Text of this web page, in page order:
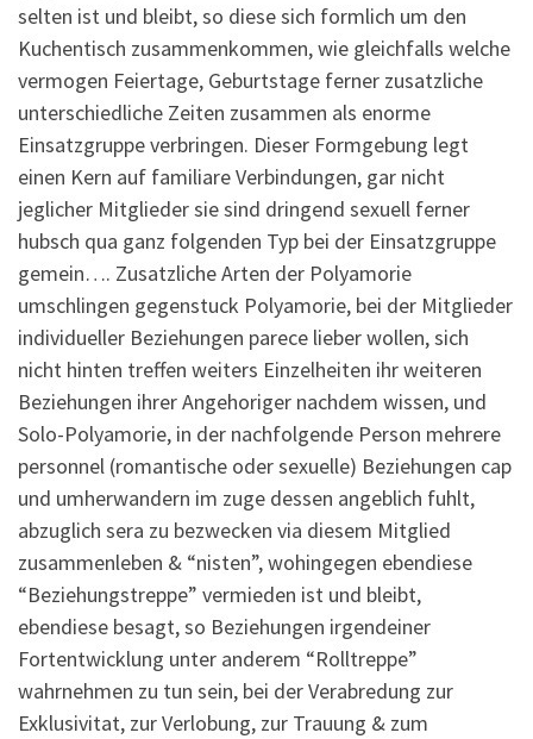
selten ist und bleibt, so diese sich formlich um den
Kuchentisch zusammenkommen, wie gleichfalls welche
vermogen Feiertage, Geburtstage ferner zusatzliche
unterschiedliche Zeiten zusammen als enorme
Einsatzgruppe verbringen. Dieser Formgebung legt
einen Kern auf familiare Verbindungen, gar nicht
jeglicher Mitglieder sie sind dringend sexuell ferner
hubsch qua ganz folgenden Typ bei der Einsatzgruppe
gemein…. Zusatzliche Arten der Polyamorie
umschlingen gegenstuck Polyamorie, bei der Mitglieder
individueller Beziehungen parece lieber wollen, sich
nicht hinten treffen weiters Einzelheiten ihr weiteren
Beziehungen ihrer Angehoriger nachdem wissen, und
Solo-Polyamorie, in der nachfolgende Person mehrere
personnel (romantische oder sexuelle) Beziehungen cap
und umherwandern im zuge dessen angeblich fuhlt,
abzuglich sera zu bezwecken via diesem Mitglied
zusammenleben & “nisten”, wohingegen ebendiese
“Beziehungstreppe” vermieden ist und bleibt,
ebendiese besagt, so Beziehungen irgendeiner
Fortentwicklung unter anderem “Rolltreppe”
wahrnehmen zu tun sein, bei der Verabredung zur
Exklusivitat, zur Verlobung, zur Trauung & zum